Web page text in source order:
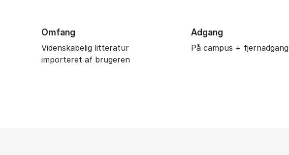
Omfang
Videnskabelig litteratur
importeret af brugeren
Adgang
På campus + fjernadgang